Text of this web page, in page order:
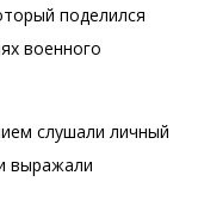
поделился
военного
слушали личный
выражали